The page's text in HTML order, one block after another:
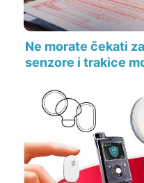
Ne morate čekati
senzore i trakice